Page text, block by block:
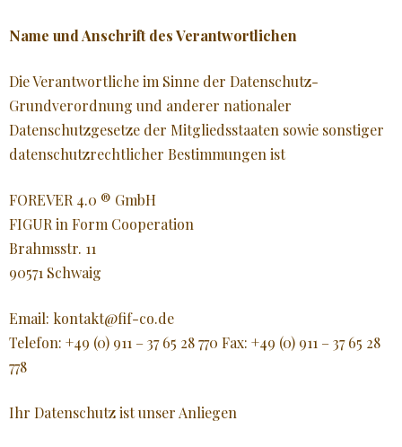
Name und Anschrift des Verantwortlichen
Die Verantwortliche im Sinne der Datenschutz-
Grundverordnung und anderer nationaler
Datenschutzgesetze der Mitgliedsstaaten sowie sonstiger
datenschutzrechtlicher Bestimmungen ist
FOREVER 4.0 ® GmbH
FIGUR in Form Cooperation
Brahmsstr. 11
90571 Schwaig
Email: kontakt@fif-co.de
Telefon: +49 (0) 911 – 37 65 28 770 Fax: +49 (0) 911 – 37 65 28
778
Ihr Datenschutz ist unser Anliegen